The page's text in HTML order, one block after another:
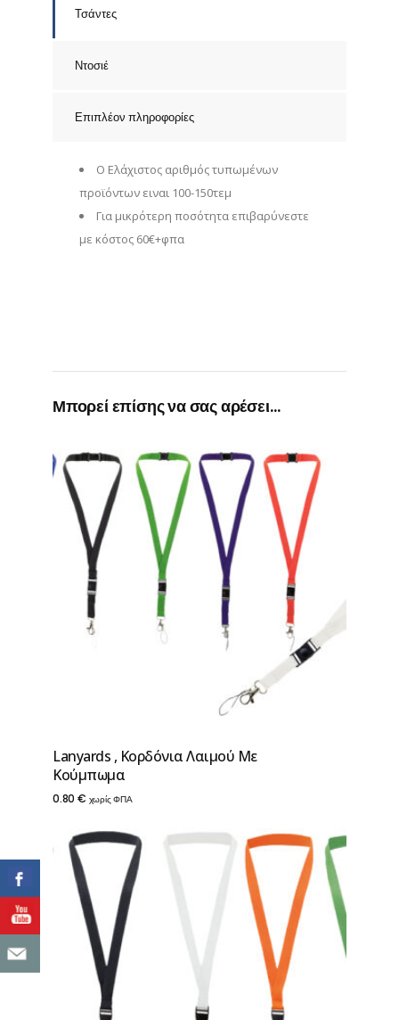
Τσάντες
Ντοσιέ
Επιπλέον πληροφορίες
Ο Ελάχιστος αριθμός τυπωμένων
προϊόντων ειναι 100-150τεμ
Για μικρότερη ποσότητα επιβαρύνεστε
με κόστος 60€+φπα
Μπορεί επίσης να σας αρέσει…
Lanyards , Κορδόνια Λαιμού Με
Κούμπωμα
0.80 € χωρίς ΦΠΑ